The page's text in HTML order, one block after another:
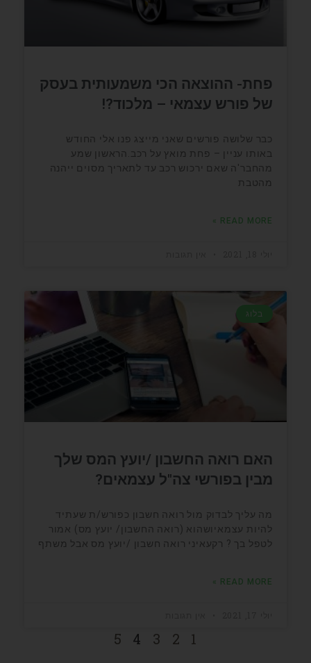
פחת- ההוצאה הכי משמעותית בעסק
של פורש עצמאי – מלכוד?!
כבר שלושה פורשים שאני מייצג פנו אלי החודש
באותו עניין – פחת מואץ על רכב.הראשון שמע
מהחבר'ה שאם ירכוש רכב עד לתאריך מסוים ייהנה
מהטבת
READ MORE »
בלוג
האם רואה החשבון /יועץ המס שלך
מבין בפורשי צה"ל עצמאים?
מה עליך לבדוק מול רואה חשבון כפורש/ת שעתיד
להיות עצמאיושהוא (רואה החשבון/ יועץ מס) אמור
לטפל בך ? רקעאיני רואה חשבון /יועץ מס אבל משתף
READ MORE »
1
2
3
4
5